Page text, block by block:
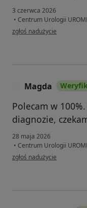
3 czerwca 2026
• Centrum Urologii
w opinii użytkownika Lech
zgłoś nadużycie
Magda
Polecam w
diagnozie,
28 maja 2026
• Centrum Urologii
w opinii użytkownika Magda
zgłoś nadużycie